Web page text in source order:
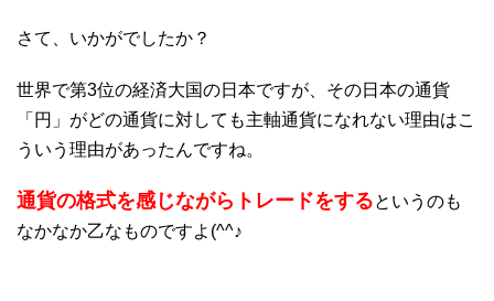
さて、いかがでしたか？
世界で第3位の経済大国の日本ですが、その日本の通貨
「円」がどの通貨に対しても主軸通貨になれない理由はこ
ういう理由があったんですね。
通貨の格式を感じながらトレードをするというのも
なかなか乙なものですよ(^^♪